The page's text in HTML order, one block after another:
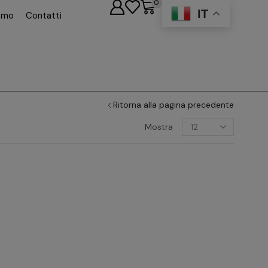
Contatti
0
IT
Ritorna alla pagina precedente
Mostra